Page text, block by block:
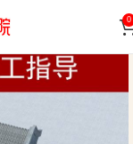
0